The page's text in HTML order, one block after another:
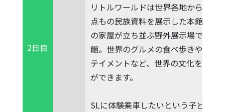
2日目
リトルワールドは世界各地から集め
点もの民族資料を展示した本館展示
の家屋が立ち並ぶ野外展示場で構成
館。世界のグルメの食べ歩きや民族
テイメントなど、世界の文化を五感
ができます。
SLに体験乗車したいという子どもの